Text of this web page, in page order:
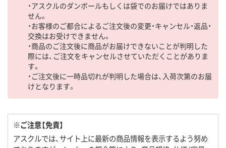
・アスクルのダンボールもしくは袋でのお届けではありま
せん。
・お客様のご都合によるご注文後の変更・キャンセル・返品・
交換はお受けできません。
・商品のご注文後に商品がお届けできないことが判明した
際には、ご注文をキャンセルさせていただくことがありま
す。
・ご注文後に一時品切れが判明した場合は、入荷次第のお届
けとなります。
※ご注意【免責】
アスクルでは、サイト上に最新の商品情報を表示するよう努め